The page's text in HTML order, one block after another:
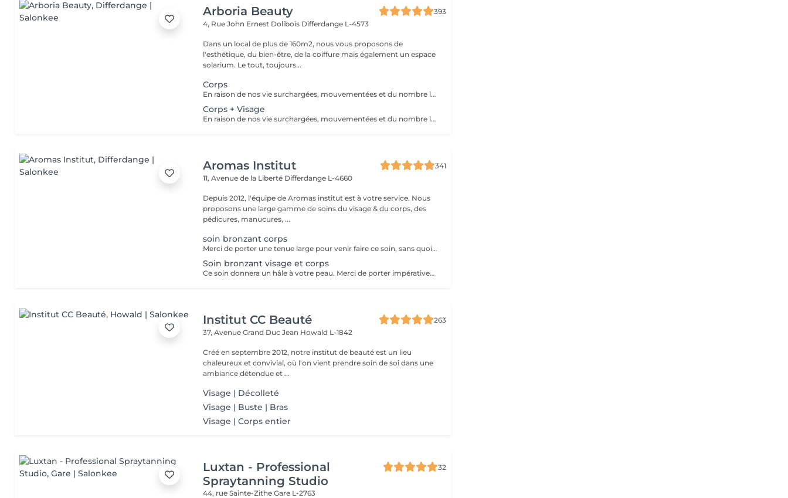
Arboria Beauty
393
4, Rue John Ernest Dolibois Differdange L-4573
Dans un local de plus de 160m2, nous vous proposons de
l'esthétique, du bien-être, de la coiffure mais également un espace
solarium. Le tout, toujours...
Corps
En raison de nos vie surchargées, mouvementées et du nombre limité d'heures d'ensoleillement dans notre région, il est souvent difficile de conserver de manière saine le teint hâlé et la bonne mine des vacances. Et lorsque le soleil se montre facilement, il faut alors tenir compte des dangers des rayons UV. Voici ce qui nous a motivés à developper le produit 'Natural Taming Spray' une manière simple, saine et sûre d'avoir un bronzage naturel et uniforme toute l'année :)
Corps + Visage
En raison de nos vie surchargées, mouvementées et du nombre limité d'heures d'ensoleillement dans notre région, il est souvent difficile de conserver de manière saine le teint hâlé et la bonne mine des vacances. Et lorsque le soleil se montre facilement, il faut alors tenir compte des dangers des rayons UV. Voici ce qui nous a motivés à developper le produit 'Natural Taming Spray' une manière simple, saine et sûre d'avoir un bronzage naturel et uniforme toute l'année :)
Aromas Institut
341
11, Avenue de la Liberté Differdange L-4660
Depuis 2012, l'équipe de Aromas institut est à votre service. Nous
proposons une large gamme de soins du visage & du corps, des
pédicures, manucures, ...
soin bronzant corps
Merci de porter une tenue large pour venir faire ce soin, sans quoi un risque de traces est possible.
Soin bronzant visage et corps
Ce soin donnera un hâle à votre peau. Merci de porter impérativement des vêtements amples et de faire un gommage à la maison ou en institut la veille. Les épilations le jour même ou la veille ne sont pas recommandées car cela peut laisser des marques sur le corps.
Institut CC Beauté
263
37, Avenue Grand Duc Jean Howald L-1842
Créé en septembre 2012, notre institut de beauté est un lieu
chaleureux et convivial, où l'on vient prendre soin de soi dans une
ambiance détendue et ...
Visage | Décolleté
Visage | Buste | Bras
Visage | Corps entier
Luxtan - Professional
Spraytanning Studio
32
44, rue Sainte-ZitheGare L-2763